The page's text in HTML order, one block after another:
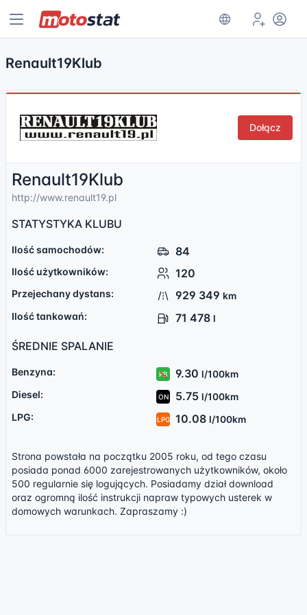
Renault19Klub
Dołącz
Renault19Klub
http://www.renault19.pl
STATYSTYKA KLUBU
Ilość samochodów: 84
Ilość użytkowników: 120
Przejechany dystans: 929 349 km
Ilość tankowań: 71 478 l
ŚREDNIE SPALANIE
Benzyna: PB 9.30 l/100km
Diesel: ON 5.75 l/100km
LPG: LPG 10.08 l/100km
Strona powstała na początku 2005 roku, od tego czasu
posiada ponad 6000 zarejestrowanych użytkowników, około
500 regularnie się logujących. Posiadamy dział download
oraz ogromną ilość instrukcji napraw typowych usterek w
domowych warunkach. Zapraszamy :)